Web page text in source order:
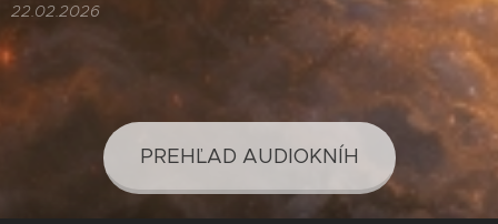
22.02.2026
PREHĽAD AUDIOKNÍH